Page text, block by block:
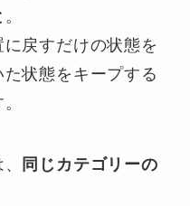
。
戻すだけの状態を
状態をキープする
同じカテゴリーの